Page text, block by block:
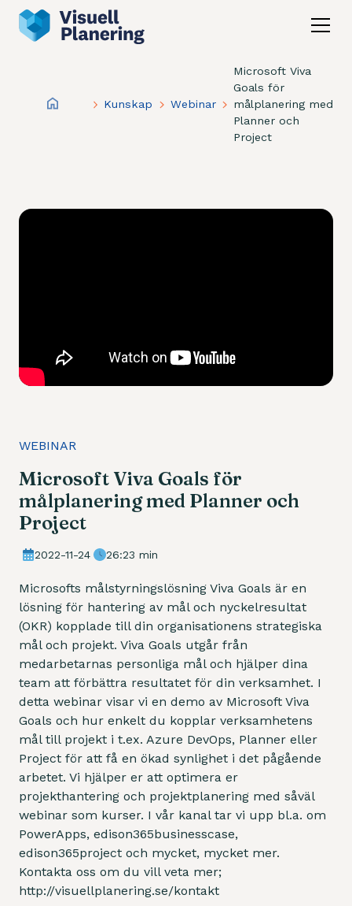
Kunskap Webinar
Microsoft Viva
Goals för
målplanering med
Planner och
Project
WEBINAR
Microsoft Viva Goals för
målplanering med Planner och
Project
2022-11-24 26:23 min
Microsofts målstyrningslösning Viva Goals är en
lösning för hantering av mål och nyckelresultat
(OKR) kopplade till din organisationens strategiska
mål och projekt. Viva Goals utgår från
medarbetarnas personliga mål och hjälper dina
team att förbättra resultatet för din verksamhet. I
detta webinar visar vi en demo av Microsoft Viva
Goals och hur enkelt du kopplar verksamhetens
mål till projekt i t.ex. Azure DevOps, Planner eller
Project för att få en ökad synlighet i det pågående
arbetet. Vi hjälper er att optimera er
projekthantering och projektplanering med såväl
webinar som kurser. I vår kanal tar vi upp bl.a. om
PowerApps, edison365businesscase,
edison365project och mycket, mycket mer.
Kontakta oss om du vill veta mer;
http://visuellplanering.se/kontakt